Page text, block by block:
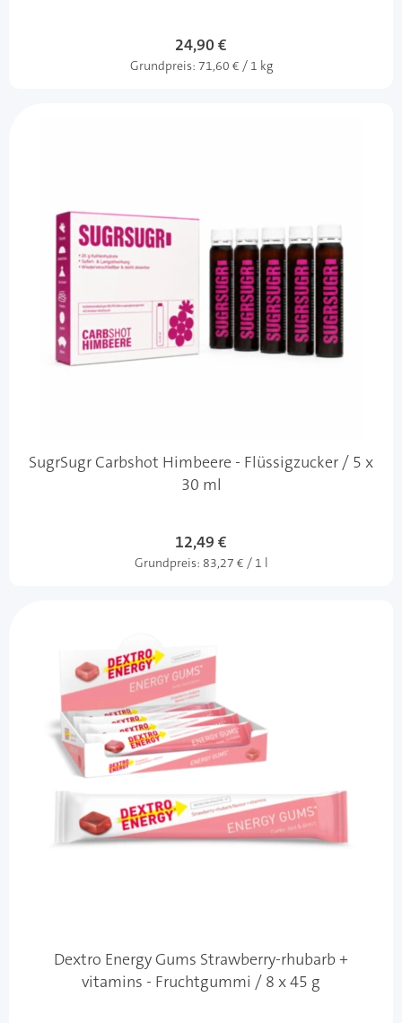
24,90 €
Grundpreis: 71,60 € / 1 kg
SugrSugr Carbshot Himbeere - Flüssigzucker / 5 x
30 ml
12,49 €
Grundpreis: 83,27 € / 1 l
Dextro Energy Gums Strawberry-rhubarb +
vitamins - Fruchtgummi / 8 x 45 g